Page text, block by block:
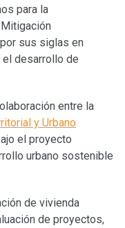
para la
sus siglas en
desarrollo de
entre la
y Urbano
el proyecto
urbano sostenible
de vivienda
de proyectos,